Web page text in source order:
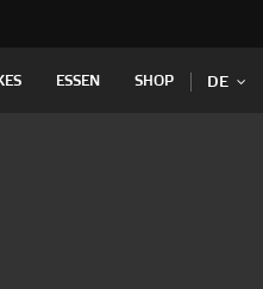
ESSEN SHOP DE